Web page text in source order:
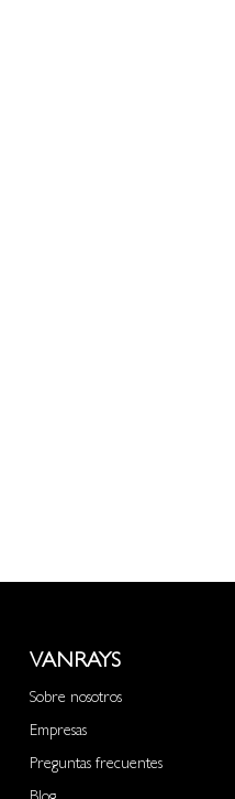
VANRAYS
Sobre nosotros
Empresas
Preguntas frecuentes
Blog